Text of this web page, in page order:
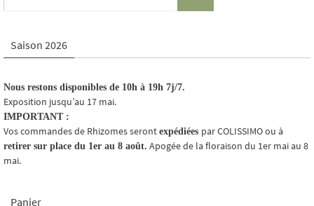
Saison 2026
Nous restons disponibles de 10h à 19h 7j/7.
Exposition jusqu’au 17 mai.
IMPORTANT :
Vos commandes de Rhizomes seront expédiées par COLISSIMO ou à
retirer sur place du 1er au 8 août. Apogée de la floraison du 1er mai au 8
mai.
Panier